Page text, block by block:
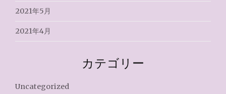
2021年5月
2021年4月
カテゴリー
Uncategorized